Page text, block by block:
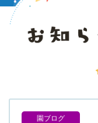
園ブログ